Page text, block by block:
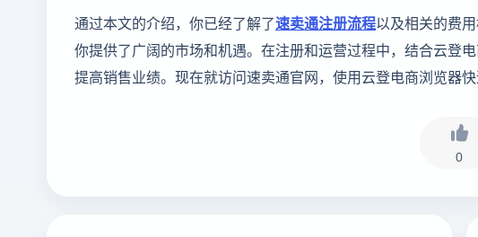
通过本文的介绍，你已经了解了速卖通注册流程以及相关的费
你提供了广阔的市场和机遇。在注册和运营过程中，结合云登
提高销售业绩。现在就访问速卖通官网，使用云登电商浏览器快
0